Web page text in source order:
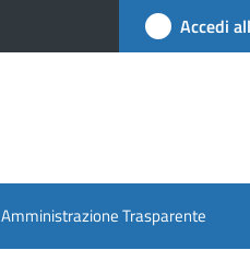
Accedi
Amministrazione Trasparente